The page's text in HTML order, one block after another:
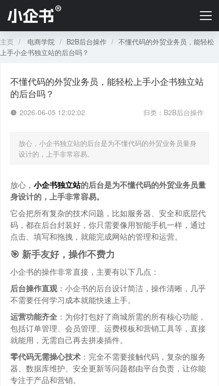
首页
B2C店铺定价
电商学院
关于小企书
主页 / 电商学院 / B2B后台操作 / 不懂代码的外贸业务员，能轻松
上手小企书独立站的后台吗？
不懂代码的外贸业务员，能轻松上手小企书独立站
的后台吗？
2026-06-05 12:02:02 归类： B2B后台操作
放心，小企书独立站的后台是为不懂代码的外贸业务员量身
设计的，上手非常容易。
放心， 小企书独立站的后台是为不懂代码的外贸业务员量
身设计的，上手非常容易。
它会把所有复杂的技术问题，比如服务器、安全和底层代
码，都在后台封装好，你只需要像用智能手机一样，通过
点击、填写和拖拽，就能完成网站的管理和运营。
🎯 新手友好，操作不费力
小企书的操作非常直接，主要有以下几点：
后台操作直观：小企书的后台设计简洁，操作清晰，几乎
不需要任何学习成本就能快速上手。
运营功能齐全 ：为你打包好了商城所需的所有核心功能，
包括订单管理、会员管理、运费模板和营销工具等，直接
就能用，无需自己再去拼凑插件。
零代码无需操心技术 ：完全不需要接触代码，复杂的服务
器、数据库维护、安全更新等问题都由平台负责，让你能
专注于产品和营销。